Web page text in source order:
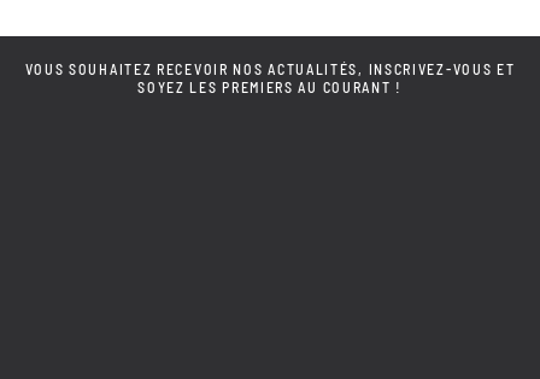
VOUS SOUHAITEZ RECEVOIR NOS ACTUALITÉS, INSCRIVEZ-VOUS ET
SOYEZ LES PREMIERS AU COURANT !